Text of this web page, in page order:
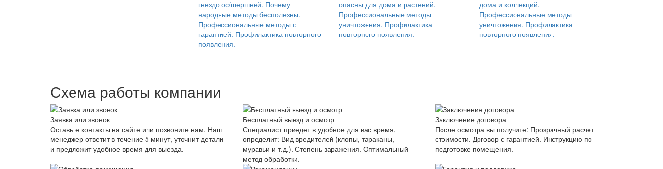
гнездо ос/шершней. Почему
народные методы бесполезны.
Профессиональные методы с
гарантией. Профилактика повторного
появления.
опасны для дома и растений.
Профессиональные методы
уничтожения. Профилактика
повторного появления.
дома и коллекций.
Профессиональные методы
уничтожения. Профилактика
повторного появления.
Схема работы компании
Заявка или звонок
Оставьте контакты на сайте или позвоните нам. Наш
менеджер ответит в течение 5 минут, уточнит детали
и предложит удобное время для выезда.
Бесплатный выезд и осмотр
Специалист приедет в удобное для вас время,
определит: Вид вредителей (клопы, тараканы,
муравьи и т.д.). Степень заражения. Оптимальный
метод обработки.
Заключение договора
После осмотра вы получите: Прозрачный расчет
стоимости. Договор с гарантией. Инструкцию по
подготовке помещения.